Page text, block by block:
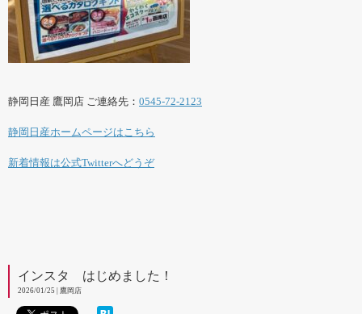
静岡日産 鷹岡店 ご連絡先： 0545-72-2123
静岡日産ホームページはこちら
新着情報は公式Twitterへどうぞ
インスタ はじめました！
2026/01/25 | 鷹岡店